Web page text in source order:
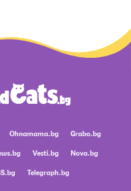
Ohnamama.bg
Grabo.bg
Vesti.bg
Nova.bg
Telegraph.bg